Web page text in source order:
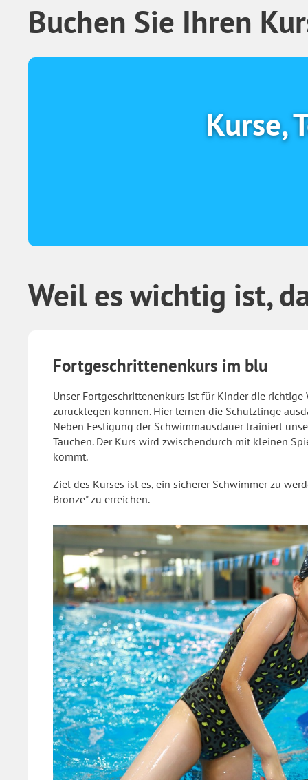
Buchen Sie Ihren
Kurse,
Weil es wichtig ist,
Fortgeschrittenenkurs im blu
Unser Fortgeschrittenenkurs ist für Kinder die
zurücklegen können. Hier lernen die Schützlinge
Neben Festigung der Schwimmausdauer trainiert
Tauchen. Der Kurs wird zwischendurch mit kleinen
kommt.
Ziel des Kurses ist es, ein sicherer Schwimmer zu
Bronze" zu erreichen.